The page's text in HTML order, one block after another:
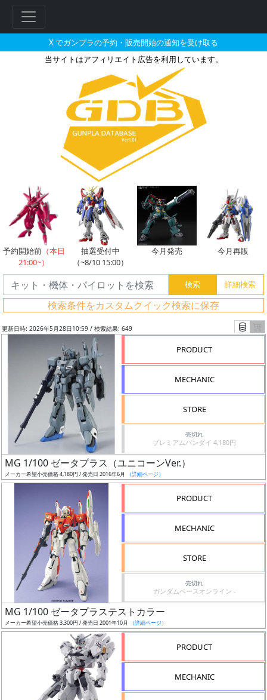
X でガンプラの予約・販売開始の通知を受け取る
当サイトはアフィリエイト広告を利用しています。
MG 1/100 ゼータプラス（ユニコ
予約開始前（本日
21:00~）
抽選受付中
（~8/10 15:00）
今月発売 今月再販
検索条件をカスタムクイック検索に保存
フ
リ
グ
レ
更新日時: 2026年5月28日10:59 / 検索結果: 649
PRODUCT
MECHANIC
STORE
売切れ
プレミアムバンダイ 4,180円
MG 1/100 ゼータプラス（ユニコーンVer.）
メーカー希望小売価格 4,180円 / 発売日 2016年6月 （詳細ページ）
PRODUCT
MECHANIC
STORE
売切れ
ガンダムベースオンライン -
MG 1/100 ゼータプラステストカラー
メーカー希望小売価格 3,300円 / 発売日 2001年10月 （詳細ページ）
PRODUCT
MECHANIC